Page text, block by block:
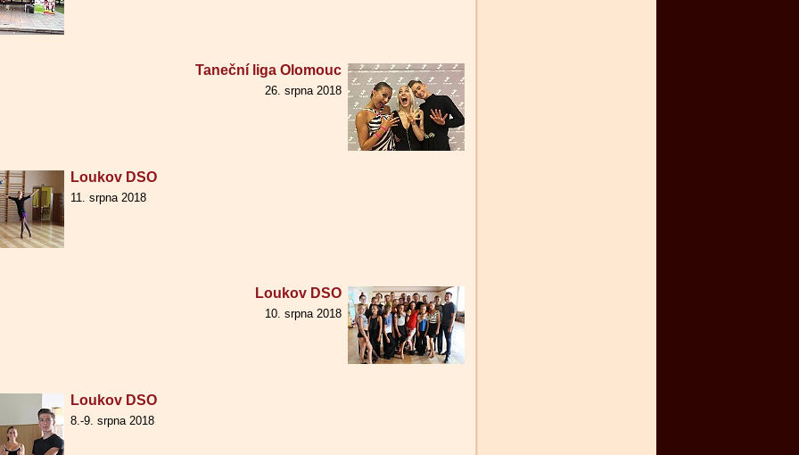
Taneční liga Olomouc
26. srpna 2018
Loukov DSO
11. srpna 2018
Loukov DSO
10. srpna 2018
Loukov DSO
8.-9. srpna 2018